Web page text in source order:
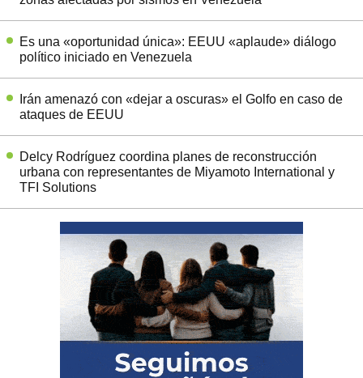
Es una «oportunidad única»: EEUU «aplaude» diálogo
político iniciado en Venezuela
Irán amenazó con «dejar a oscuras» el Golfo en caso de
ataques de EEUU
Delcy Rodríguez coordina planes de reconstrucción
urbana con representantes de Miyamoto International y
TFI Solutions